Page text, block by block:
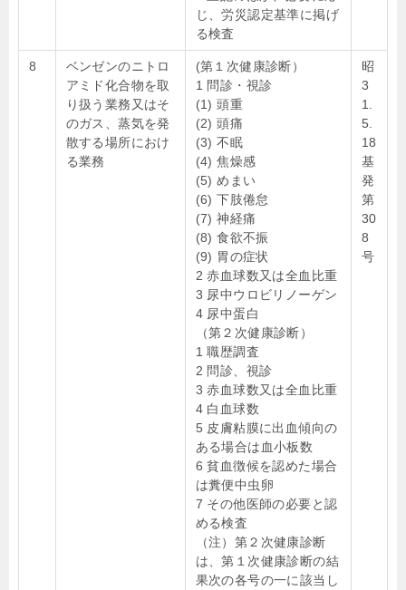
じ、労災認定基準に掲げ
る検査
8
ベンゼンのニトロ
アミド化合物を取
り扱う業務又はそ
のガス、蒸気を発
散する場所におけ
る業務
(第１次健康診断）
1 問診・視診
(1) 頭重
(2) 頭痛
(3) 不眠
(4) 焦燥感
(5) めまい
(6) 下肢倦怠
(7) 神経痛
(8) 食欲不振
(9) 胃の症状
2 赤血球数又は全血比重
3 尿中ウロビリノーゲン
4 尿中蛋白
（第２次健康診断）
1 職歴調査
2 問診、視診
3 赤血球数又は全血比重
4 白血球数
5 皮膚粘膜に出血傾向の
ある場合は血小板数
6 貧血徴候を認めた場合
は糞便中虫卵
7 その他医師の必要と認
める検査
（注）第２次健康診断
は、第１次健康診断の結
果次の各号の一に該当し
昭
3
1.
5.
18
基
発
第
30
8
号